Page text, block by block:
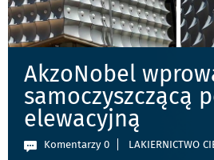
AkzoNobel
samoczyszczącą
elewacyjną
Komentarzy 0 LAKIERNICTWO